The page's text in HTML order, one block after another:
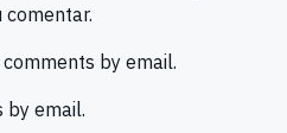
comentar.
by email.
by email.